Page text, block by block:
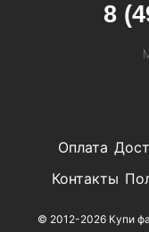
Оплата
Контакты
© 2012-2026 Купи
8